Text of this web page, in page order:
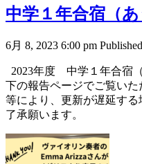
中学１年合宿（
6月 8, 2023 6:00 pm
2023年度 中学１年合宿
下の報告ページでご覧い
等により、更新が遅延す
了承願います。